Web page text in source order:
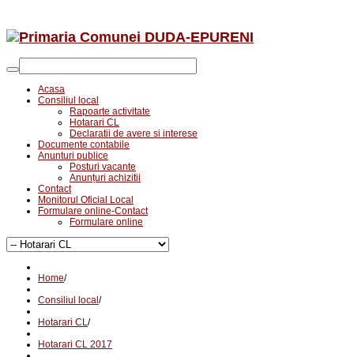
Acasa
Consiliul local
Rapoarte activitate
Hotarari CL
Declaratii de avere si interese
Documente contabile
Anunturi publice
Posturi vacante
Anunțuri achizitii
Contact
Monitorul Oficial Local
Formulare online-Contact
Formulare online
Home/
Consiliul local/
Hotarari CL/
Hotarari CL 2017